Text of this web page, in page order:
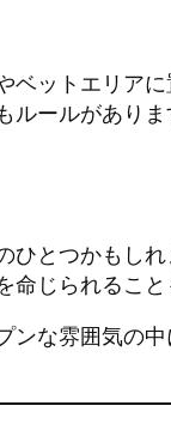
ットエリアに
ルールがあり
ひとつかもし
じられること
ンな雰囲気の